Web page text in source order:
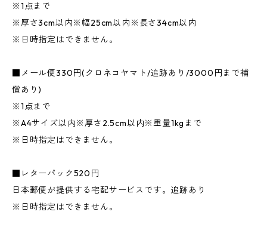
※1点まで
※厚さ3cm以内※幅25cm以内※長さ34cm以内
※日時指定はできません。
■メール便330円(クロネコヤマト/追跡あり/3000円まで補
償あり)
※1点まで
※A4サイズ以内※厚さ2.5cm以内※重量1kgまで
※日時指定はできません。
■レターパック520円
日本郵便が提供する宅配サービスです。追跡あり
※日時指定はできません。